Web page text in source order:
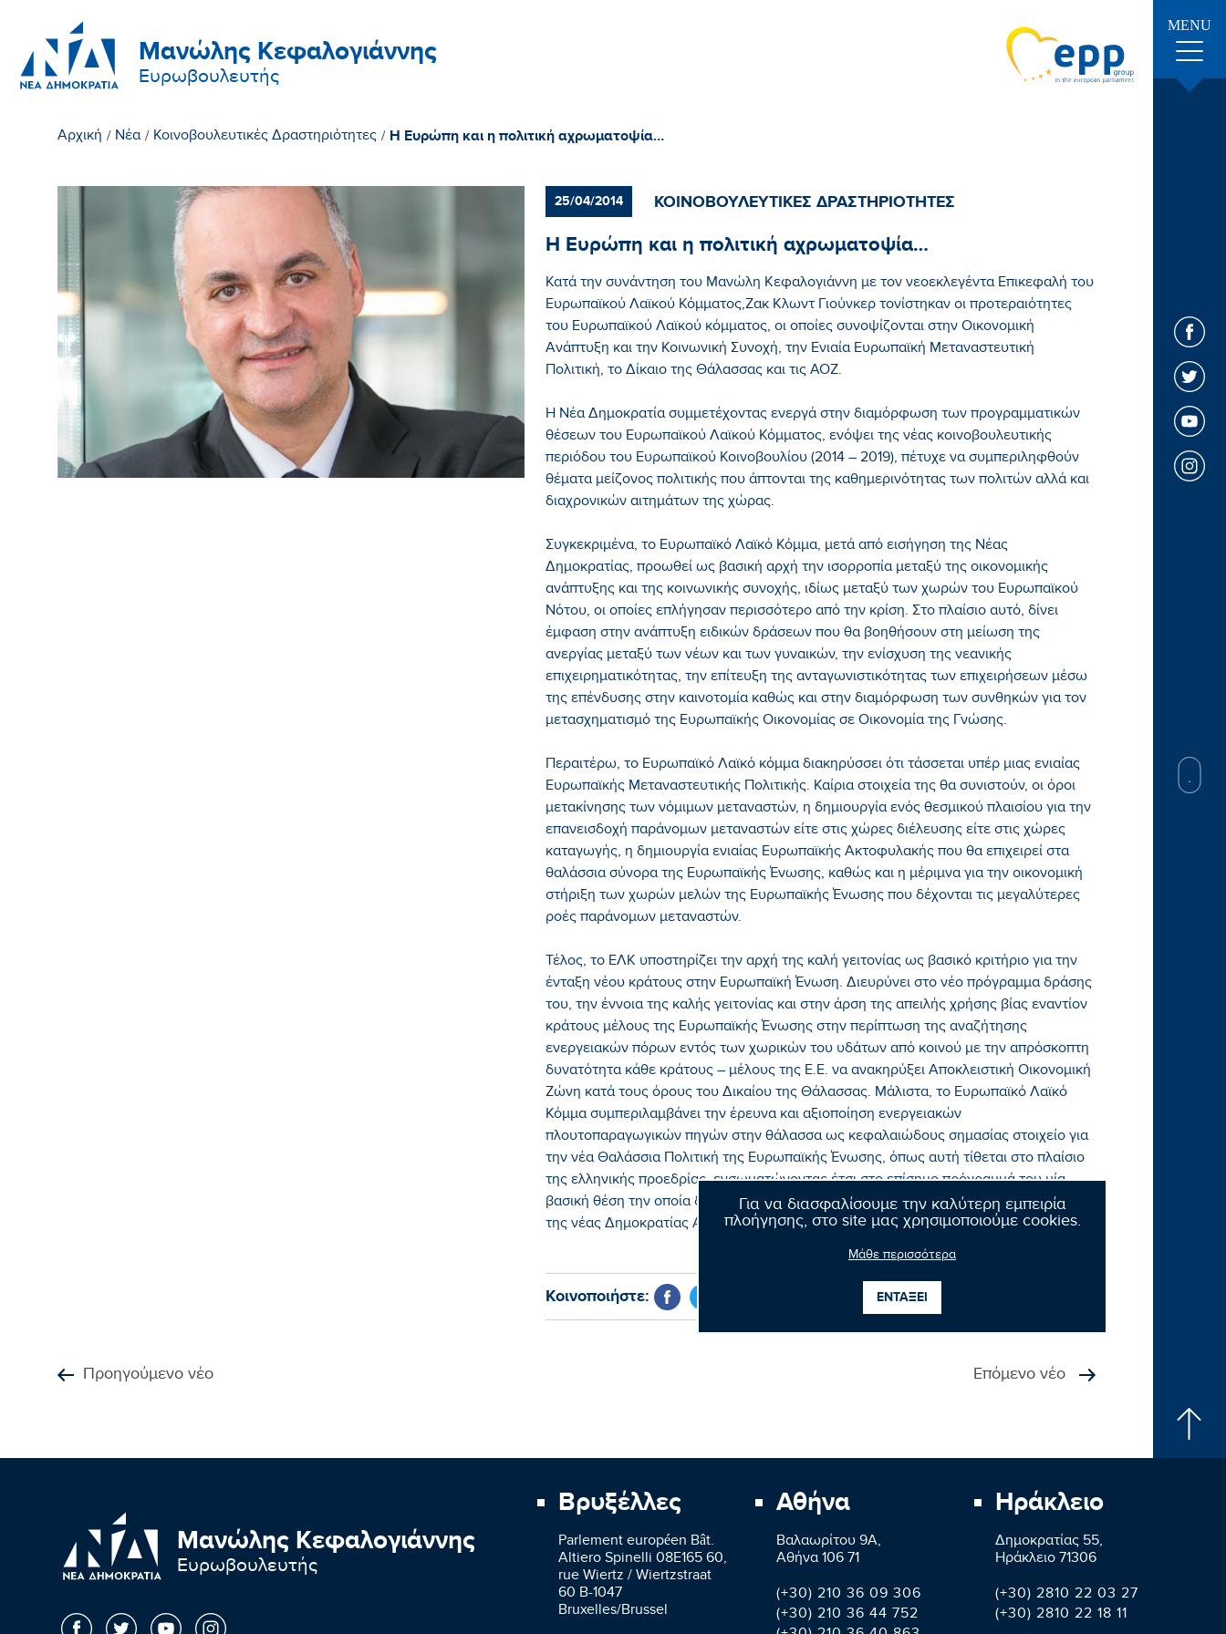
Μανώλης Κεφαλογιάννης
Ευρωβουλευτής
MENU
Για να διασφαλίσουμε την καλύτερη εμπειρία
πλοήγησης, στο site μας χρησιμοποιούμε cookies.
Μάθε περισσότερα
ΕΝΤΑΞΕΙ
Αρχική / Νέα / Κοινοβουλευτικές Δραστηριότητες / Η Ευρώπη και η πολιτική αχρωματοψία…
25/04/2014 ΚΟΙΝΟΒΟΥΛΕΥΤΙΚΕΣ ΔΡΑΣΤΗΡΙΟΤΗΤΕΣ
Η Ευρώπη και η πολιτική αχρωματοψία…
Κατά την συνάντηση του Μανώλη Κεφαλογιάννη με τον νεοεκλεγέντα Επικεφαλή του
Ευρωπαϊκού Λαϊκού Κόμματος,Ζακ Κλωντ Γιούνκερ τονίστηκαν οι προτεραιότητες
του Ευρωπαϊκού Λαϊκού κόμματος, οι οποίες συνοψίζονται στην Οικονομική
Ανάπτυξη και την Κοινωνική Συνοχή, την Ενιαία Ευρωπαϊκή Μεταναστευτική
Πολιτική, το Δίκαιο της Θάλασσας και τις ΑΟΖ.
Η Νέα Δημοκρατία συμμετέχοντας ενεργά στην διαμόρφωση των προγραμματικών
θέσεων του Ευρωπαϊκού Λαϊκού Κόμματος, ενόψει της νέας κοινοβουλευτικής
περιόδου του Ευρωπαϊκού Κοινοβουλίου (2014 – 2019), πέτυχε να συμπεριληφθούν
θέματα μείζονος πολιτικής που άπτονται της καθημερινότητας των πολιτών αλλά και
διαχρονικών αιτημάτων της χώρας.
Συγκεκριμένα, το Ευρωπαϊκό Λαϊκό Κόμμα, μετά από εισήγηση της Νέας
Δημοκρατίας, προωθεί ως βασική αρχή την ισορροπία μεταξύ της οικονομικής
ανάπτυξης και της κοινωνικής συνοχής, ιδίως μεταξύ των χωρών του Ευρωπαϊκού
Νότου, οι οποίες επλήγησαν περισσότερο από την κρίση. Στο πλαίσιο αυτό, δίνει
έμφαση στην ανάπτυξη ειδικών δράσεων που θα βοηθήσουν στη μείωση της
ανεργίας μεταξύ των νέων και των γυναικών, την ενίσχυση της νεανικής
επιχειρηματικότητας, την επίτευξη της ανταγωνιστικότητας των επιχειρήσεων μέσω
της επένδυσης στην καινοτομία καθώς και στην διαμόρφωση των συνθηκών για τον
μετασχηματισμό της Ευρωπαϊκής Οικονομίας σε Οικονομία της Γνώσης.
Περαιτέρω, το Ευρωπαϊκό Λαϊκό κόμμα διακηρύσσει ότι τάσσεται υπέρ μιας ενιαίας
Ευρωπαϊκής Μεταναστευτικής Πολιτικής. Καίρια στοιχεία της θα συνιστούν, οι όροι
μετακίνησης των νόμιμων μεταναστών, η δημιουργία ενός θεσμικού πλαισίου για την
επανεισδοχή παράνομων μεταναστών είτε στις χώρες διέλευσης είτε στις χώρες
καταγωγής, η δημιουργία ενιαίας Ευρωπαϊκής Ακτοφυλακής που θα επιχειρεί στα
θαλάσσια σύνορα της Ευρωπαϊκής Ένωσης, καθώς και η μέριμνα για την οικονομική
στήριξη των χωρών μελών της Ευρωπαϊκής Ένωσης που δέχονται τις μεγαλύτερες
ροές παράνομων μεταναστών.
Τέλος, το ΕΛΚ υποστηρίζει την αρχή της καλή γειτονίας ως βασικό κριτήριο για την
ένταξη νέου κράτους στην Ευρωπαϊκή Ένωση. Διευρύνει στο νέο πρόγραμμα δράσης
του, την έννοια της καλής γειτονίας και στην άρση της απειλής χρήσης βίας εναντίον
κράτους μέλους της Ευρωπαϊκής Ένωσης στην περίπτωση της αναζήτησης
ενεργειακών πόρων εντός των χωρικών του υδάτων από κοινού με την απρόσκοπτη
δυνατότητα κάθε κράτους – μέλους της Ε.Ε. να ανακηρύξει Αποκλειστική Οικονομική
Ζώνη κατά τους όρους του Δικαίου της Θάλασσας. Μάλιστα, το Ευρωπαϊκό Λαϊκό
Κόμμα συμπεριλαμβάνει την έρευνα και αξιοποίηση ενεργειακών
πλουτοπαραγωγικών πηγών στην θάλασσα ως κεφαλαιώδους σημασίας στοιχείο για
την νέα Θαλάσσια Πολιτική της Ευρωπαϊκής Ένωσης, όπως αυτή τίθεται στο πλαίσιο
της ελληνικής προεδρίας, ενσωματώνοντας έτσι στο επίσημο πρόγραμμά του μία
βασική θέση την οποία διατύπωσε πρώτος το 2013 ο πρωθυπουργός και πρόεδρος
της νέας Δημοκρατίας Αντώνης Σαμαράς.
Κοινοποιήστε:
Προηγούμενο νέο Επόμενο νέο
Μανώλης Κεφαλογιάννης
Ευρωβουλευτής
Βρυξέλλες
Parlement européen Bât.
Altiero Spinelli 08E165 60,
rue Wiertz / Wiertzstraat
60 B-1047
Bruxelles/Brussel
Αθήνα
Βαλαωρίτου 9A,
Aθήνα 106 71
(+30) 210 36 09 306
(+30) 210 36 44 752
Ηράκλειο
Δημοκρατίας 55,
Ηράκλειο 71306
(+30) 2810 22 03 27
(+30) 2810 22 18 11